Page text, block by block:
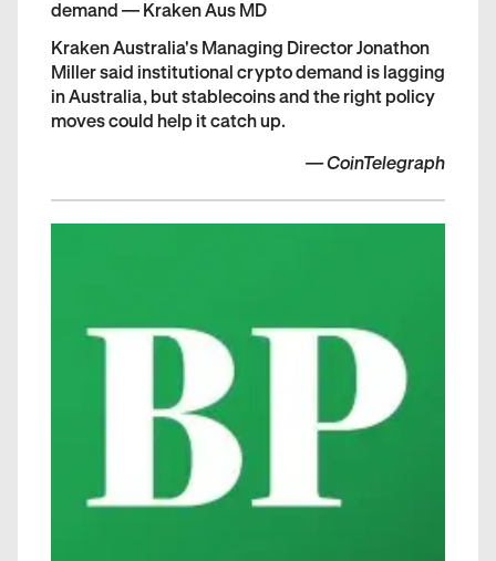
demand — Kraken Aus MD
Kraken Australia's Managing Director Jonathon
Miller said institutional crypto demand is lagging
in Australia, but stablecoins and the right policy
moves could help it catch up.
—CoinTelegraph